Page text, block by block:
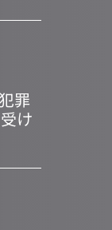
罪
け